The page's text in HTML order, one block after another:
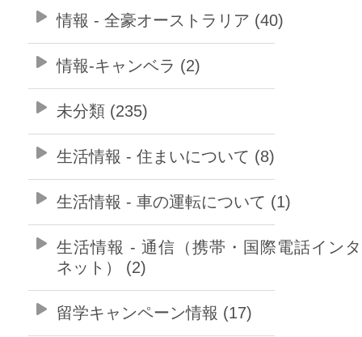
情報 - 全豪オーストラリア (40)
情報-キャンベラ (2)
未分類 (235)
生活情報 - 住まいについて (8)
生活情報 - 車の運転について (1)
生活情報 - 通信（携帯・国際電話イン
ネット） (2)
留学キャンペーン情報 (17)